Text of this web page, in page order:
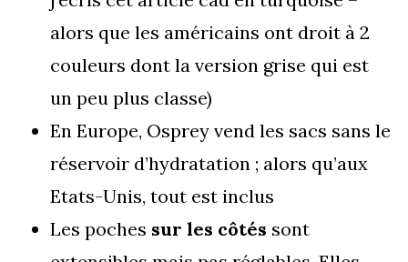
alors que les américains ont droit à 2
couleurs dont la version grise qui est
un peu plus classe)
En Europe, Osprey vend les sacs sans le
réservoir d’hydratation ; alors qu’aux
Etats-Unis, tout est inclus
Les poches sur les côtés sont